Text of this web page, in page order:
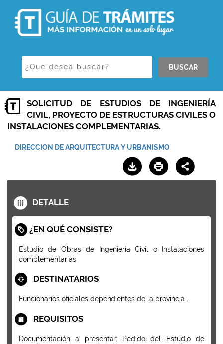
BUSCAR
SOLICITUD DE ESTUDIOS DE INGENIERÍA
CIVIL, PROYECTO DE ESTRUCTURAS CIVILES O
INSTALACIONES COMPLEMENTARIAS.
DIRECCION DE ARQUITECTURA Y URBANISMO
DETALLE
¿EN QUÉ CONSISTE?
Estudio de Obras de Ingeniería Civil o Instalaciones
complementarias
DESTINATARIOS
Funcionarios oficiales dependientes de la provincia .
REQUISITOS
Documentación a presentar: Pedido del Estudio de